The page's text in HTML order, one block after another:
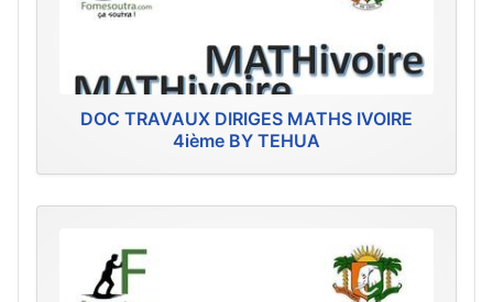
DOC TRAVAUX DIRIGES MATHS IVOIRE
4ième BY TEHUA